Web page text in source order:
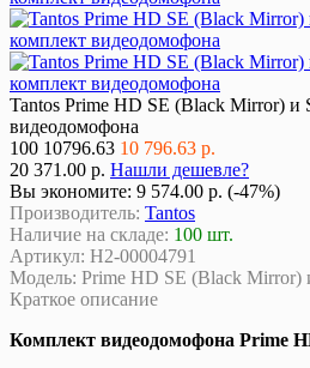
Tantos Prime HD SE (Black Mirror) и
видеодомофона
100 10796.63 10 796.63 р.
20 371.00 р. Нашли дешевле?
Вы экономите: 9 574.00 р. (-47%)
Производитель: Tantos
Наличие на складе: 100 шт.
Артикул: Н2-00004791
Модель: Prime HD SE (Black Mirror)
Краткое описание
Комплект видеодомофона Prime